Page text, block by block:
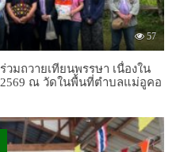
57
มถวายเทียนพรรษา เนื่องใน
2569 ณ วัดในพื้นที่ตำบลแม่อูคอ